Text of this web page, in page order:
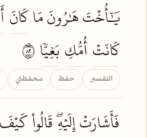
يَٰٓأُخۡتَ هَٰرُونَ مَاكَانَ
كَانَتۡ أُمُّكِ بَغِيّٗا
التفسير حفظ محفظتي
فَأَشَارَتۡإِلَيۡهِۖقَالُواْكَيۡفَ